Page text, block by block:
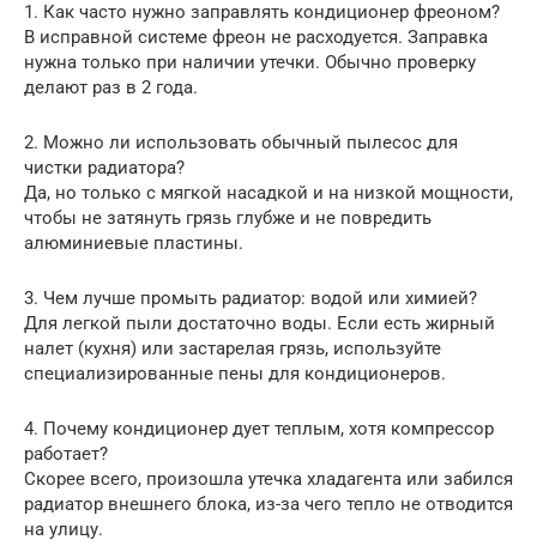
1. Как часто нужно заправлять кондиционер фреоном?
В исправной системе фреон не расходуется. Заправка
нужна только при наличии утечки. Обычно проверку
делают раз в 2 года.
2. Можно ли использовать обычный пылесос для
чистки радиатора?
Да, но только с мягкой насадкой и на низкой мощности,
чтобы не затянуть грязь глубже и не повредить
алюминиевые пластины.
3. Чем лучше промыть радиатор: водой или химией?
Для легкой пыли достаточно воды. Если есть жирный
налет (кухня) или застарелая грязь, используйте
специализированные пены для кондиционеров.
4. Почему кондиционер дует теплым, хотя компрессор
работает?
Скорее всего, произошла утечка хладагента или забился
радиатор внешнего блока, из-за чего тепло не отводится
на улицу.